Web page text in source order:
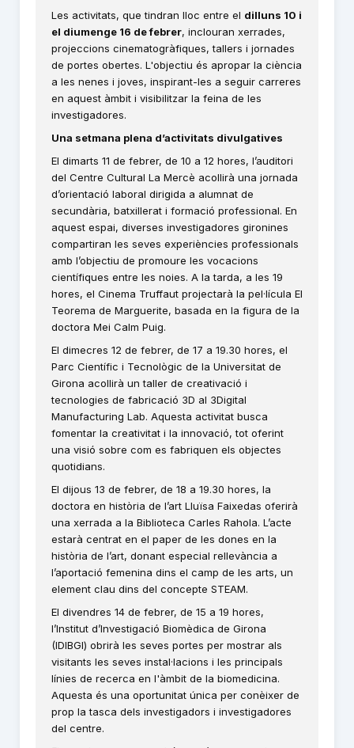
Les activitats, que tindran lloc entre el dilluns 10 i
el diumenge 16 de febrer, inclouran xerrades,
projeccions cinematogràfiques, tallers i jornades
de portes obertes. L'objectiu és apropar la ciència
a les nenes i joves, inspirant-les a seguir carreres
en aquest àmbit i visibilitzar la feina de les
investigadores.
Una setmana plena d’activitats divulgatives
El dimarts 11 de febrer, de 10 a 12 hores, l’auditori
del Centre Cultural La Mercè acollirà una jornada
d’orientació laboral dirigida a alumnat de
secundària, batxillerat i formació professional. En
aquest espai, diverses investigadores gironines
compartiran les seves experiències professionals
amb l’objectiu de promoure les vocacions
científiques entre les noies. A la tarda, a les 19
hores, el Cinema Truffaut projectarà la pel·lícula El
Teorema de Marguerite, basada en la figura de la
doctora Mei Calm Puig.
El dimecres 12 de febrer, de 17 a 19.30 hores, el
Parc Científic i Tecnològic de la Universitat de
Girona acollirà un taller de creativació i
tecnologies de fabricació 3D al 3Digital
Manufacturing Lab. Aquesta activitat busca
fomentar la creativitat i la innovació, tot oferint
una visió sobre com es fabriquen els objectes
quotidians.
El dijous 13 de febrer, de 18 a 19.30 hores, la
doctora en història de l’art Lluïsa Faixedas oferirà
una xerrada a la Biblioteca Carles Rahola. L’acte
estarà centrat en el paper de les dones en la
història de l’art, donant especial rellevància a
l’aportació femenina dins el camp de les arts, un
element clau dins del concepte STEAM.
El divendres 14 de febrer, de 15 a 19 hores,
l’Institut d’Investigació Biomèdica de Girona
(IDIBGI) obrirà les seves portes per mostrar als
visitants les seves instal·lacions i les principals
línies de recerca en l'àmbit de la biomedicina.
Aquesta és una oportunitat única per conèixer de
prop la tasca dels investigadors i investigadores
del centre.